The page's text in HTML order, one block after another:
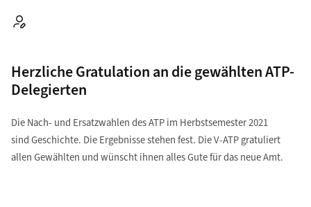
Herzliche Gratulation an die gewählten ATP-
Delegierten
Die Nach- und Ersatzwahlen des ATP im Herbstsemester 2021
sind Geschichte. Die Ergebnisse stehen fest. Die V-ATP gratuliert
allen Gewählten und wünscht ihnen alles Gute für das neue Amt.